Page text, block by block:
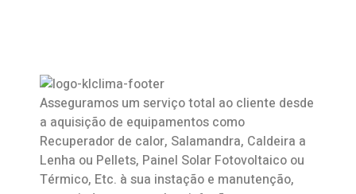
Asseguramos um serviço total ao cliente desde
a aquisição de equipamentos como
Recuperador de calor, Salamandra, Caldeira a
Lenha ou Pellets, Painel Solar Fotovoltaico ou
Térmico, Etc. à sua instação e manutenção,